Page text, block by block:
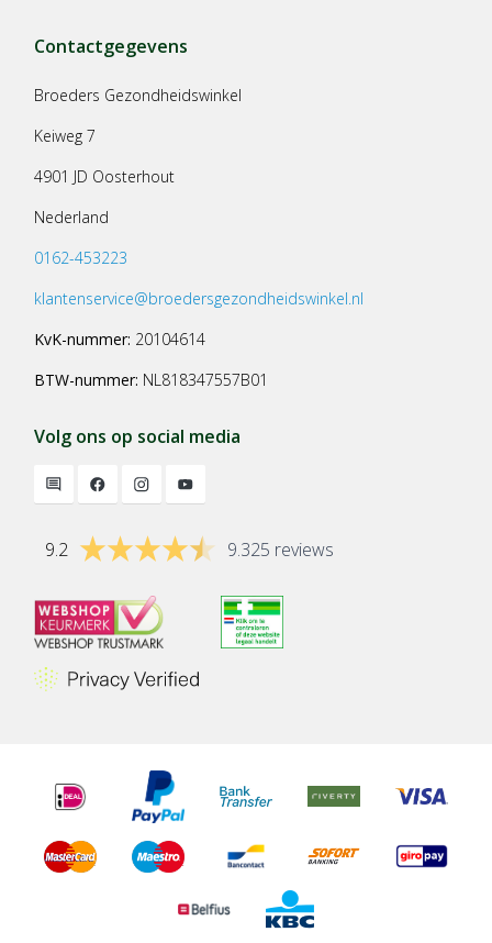
Contactgegevens
Broeders Gezondheidswinkel
Keiweg 7
4901 JD Oosterhout
Nederland
0162-453223
klantenservice@broedersgezondheidswinkel.nl
KvK-nummer: 20104614
BTW-nummer: NL818347557B01
Volg ons op social media
9.2 9.325 reviews